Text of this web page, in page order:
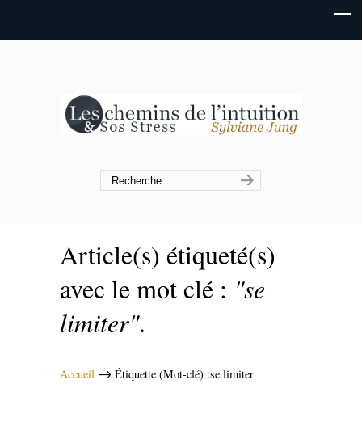
Article(s) étiqueté(s)
avec le mot clé : "se
limiter".
Accueil → Étiquette (Mot-clé) :se limiter